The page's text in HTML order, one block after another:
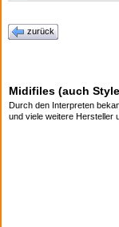
zurück
Midifiles (auch
Durch den Interpreten
und viele weitere Hersteller